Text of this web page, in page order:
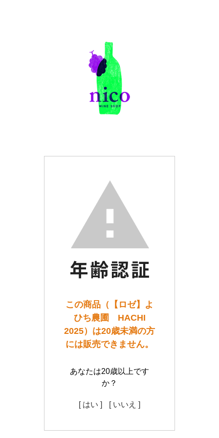
この商品（【ロゼ】よ
ひち農圃 HACHI
2025）は20歳未満の方
には販売できません。
あなたは20歳以上です
か？
[ はい ] [ いいえ ]